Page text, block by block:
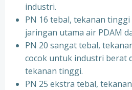
industri.
PN 16 tebal, tekanan
jaringan utama air PDAM
PN 20 sangat tebal,
cocok untuk industri berat
tekanan tinggi.
PN 25 ekstra tebal,